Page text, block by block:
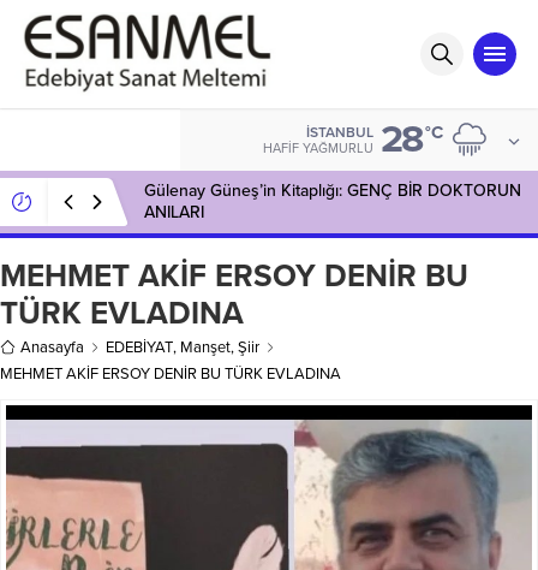
İSTANBUL
HAFIF YAĞMURLU 28°C
Gülenay Güneş’in Kitaplığı: GENÇ BİR DOKTORUN
ANILARI
MEHMET AKİF ERSOY DENİR BU
TÜRK EVLADINA
Anasayfa EDEBİYAT, Manşet,Şiir
MEHMET AKİF ERSOY DENİR BU TÜRK EVLADINA